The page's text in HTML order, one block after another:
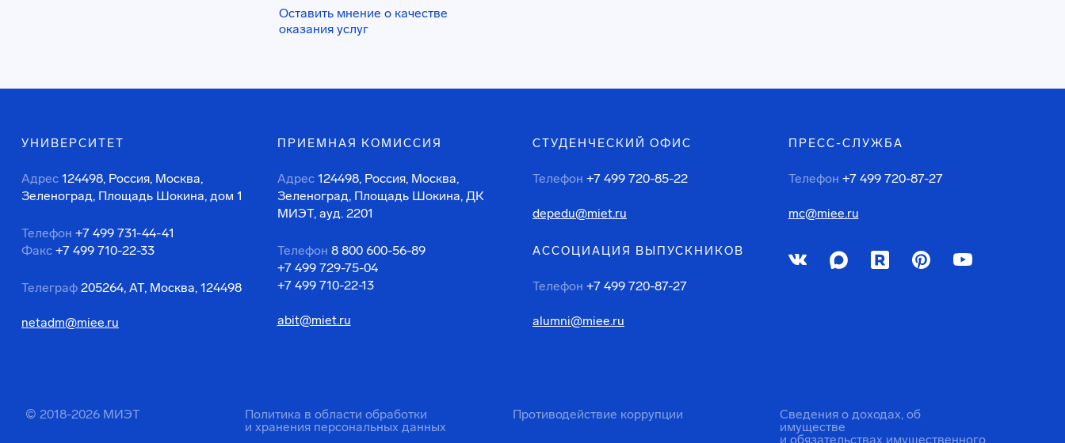
Оставить мнение о качестве
оказания услуг
УНИВЕРСИТЕТ
Адрес 124498, Россия, Москва,
Зеленоград, Площадь Шокина, дом 1
Телефон +7 499 731-44-41
Факс +7 499 710-22-33
Телеграф 205264, АТ, Москва, 124498
netadm@miee.ru
ПРИЕМНАЯ КОМИССИЯ
Адрес 124498, Россия, Москва,
Зеленоград, Площадь Шокина, ДК
МИЭТ, ауд. 2201
Телефон 8 800 600-56-89
+7 499 729-75-04
+7 499 710-22-13
abit@miet.ru
СТУДЕНЧЕСКИЙ ОФИС
Телефон +7 499 720-85-22
depedu@miet.ru
АССОЦИАЦИЯ ВЫПУСКНИКОВ
Телефон +7 499 720-87-27
alumni@miee.ru
ПРЕСС-СЛУЖБА
Телефон +7 499 720-87-27
mc@miee.ru
© 2018-2026 МИЭТ
Политика в области обработки
и хранения персональных данных
Противодействие коррупции
Сведения о доходах, об
имуществе
и обязательствах имущественного